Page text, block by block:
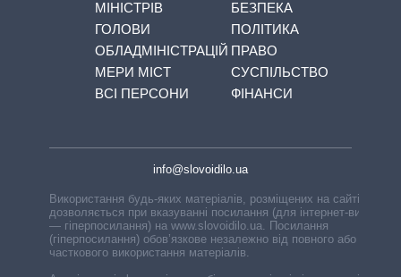
МІНІСТРІВ
ГОЛОВИ
ОБЛАДМІНІСТРАЦІЙ
МЕРИ МІСТ
ВСІ ПЕРСОНИ
БЕЗПЕКА
ПОЛІТИКА
ПРАВО
СУСПІЛЬСТВО
ФІНАНСИ
info@slovoidilo.ua
Використання будь-яких матеріалів, розміщених на сайті,
дозволяється при вказуванні посилання (для інтернет-видань
— гіперпосилання) на www.slovoidilo.ua. Посилання
(гіперпосилання) обов’язкове незалежно від повного або
часткового використання матеріалів.